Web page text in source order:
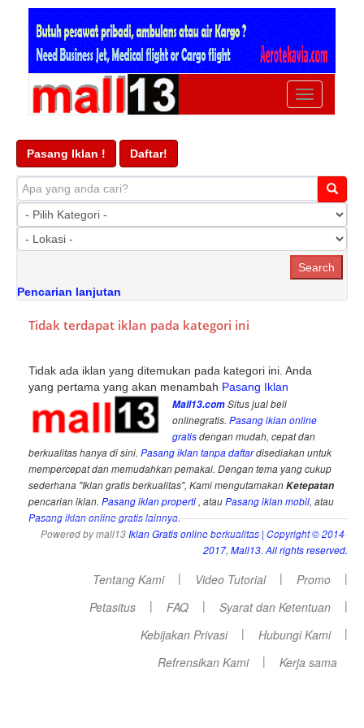
Ubah
navigasi
Pasang Iklan ! Daftar!
Pencarian lanjutan
Tidak terdapat iklan pada kategori ini
Tidak ada iklan yang ditemukan pada kategori ini. Anda
yang pertama yang akan menambah Pasang Iklan
Mall13.comSitus jual beli
onlinegratis.Pasang iklan online
gratisdengan mudah, cepat dan
berkualitas hanya di sini. Pasang iklan tanpa daftardisediakan untuk
mempercepat dan memudahkan pemakai. Dengan tema yang cukup
sederhana "Iklan gratis berkualitas", Kami mengutamakanKetepatan
pencarian iklan. Pasang iklan properti , atauPasang iklan mobil, atau
Pasang iklan online gratis lainnya.
Powered by mall13Iklan Gratis online berkualitas| Copyright © 2014-
2017, Mall13. All rights reserved.
Tentang Kami | Video Tutorial | Promo
|
Petasitus
| FAQ | Syarat dan Ketentuan
|
Kebijakan Privasi
| Hubungi Kami
|
Refrensikan Kami
| Kerja sama